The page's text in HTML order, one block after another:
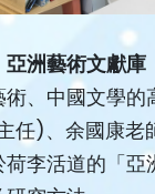
洲藝術文獻庫
、中國文學的
任)、余國康老
李活道的「亞